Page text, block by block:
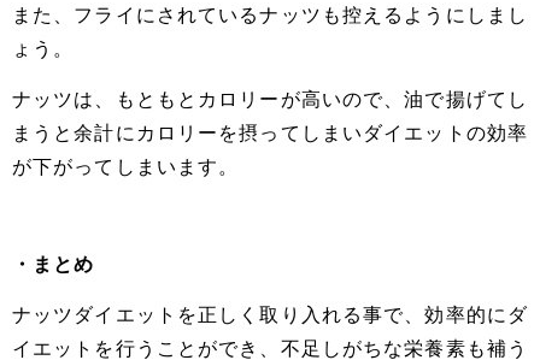
また、フライにされているナッツも控えるようにしまし
ょう。
ナッツは、もともとカロリーが高いので、油で揚げてし
まうと余計にカロリーを摂ってしまいダイエットの効率
が下がってしまいます。
・まとめ
ナッツダイエットを正しく取り入れる事で、効率的にダ
イエットを行うことができ、不足しがちな栄養素も補う